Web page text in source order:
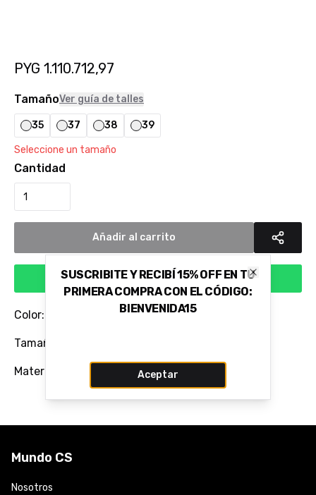
PYG 1.110.712,97
TamañoVer guía de talles
35 37 38 39
Seleccione un tamaño
Cantidad
Añadir al carrito
Comprar via WhatsApp
Color: BEGE MANTEIGA
Tamaño del Taco: 8,5 CM
Material: 100% Cuero Vacuno Flor
Mundo CS
Nosotros
SUSCRIBITE Y RECIBÍ 15% OFF EN TU
PRIMERA COMPRA CON EL CÓDIGO:
BIENVENIDA15
Aceptar